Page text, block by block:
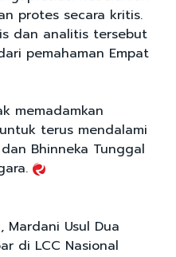
protes secara kritis.
dan analitis tersebut
pemahaman Empat
memadamkan
terus mendalami
dan Bhinneka Tunggal
Mardani Usul Dua
di LCC Nasional